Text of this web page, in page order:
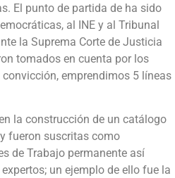
El punto de partida de ha sido
al INE y al Tribunal
la Suprema Corte de Justicia
tomados en cuenta por los
emprendimos 5 líneas
la construcción de un catálogo
fueron suscritas como
de Trabajo permanente así
un ejemplo de ello fue la